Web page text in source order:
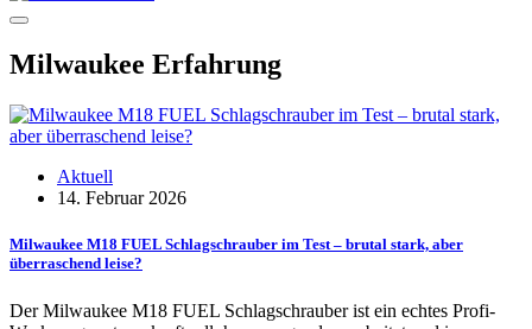
Milwaukee Erfahrung
Aktuell
14. Februar 2026
Milwaukee M18 FUEL Schlagschrauber im Test – brutal stark, aber
überraschend leise?
Der Milwaukee M18 FUEL Schlagschrauber ist ein echtes Profi-